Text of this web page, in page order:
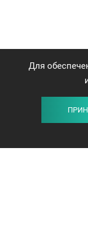
Для